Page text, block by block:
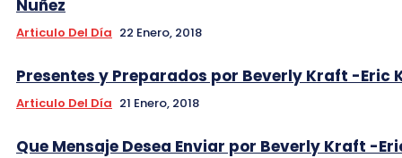
Nuñez
Articulo Del Día 22 Enero, 2018
Presentes y Preparados por Beverly Kraft -Eric
Articulo Del Día 21 Enero, 2018
Que Mensaje Desea Enviar por Beverly Kraft -